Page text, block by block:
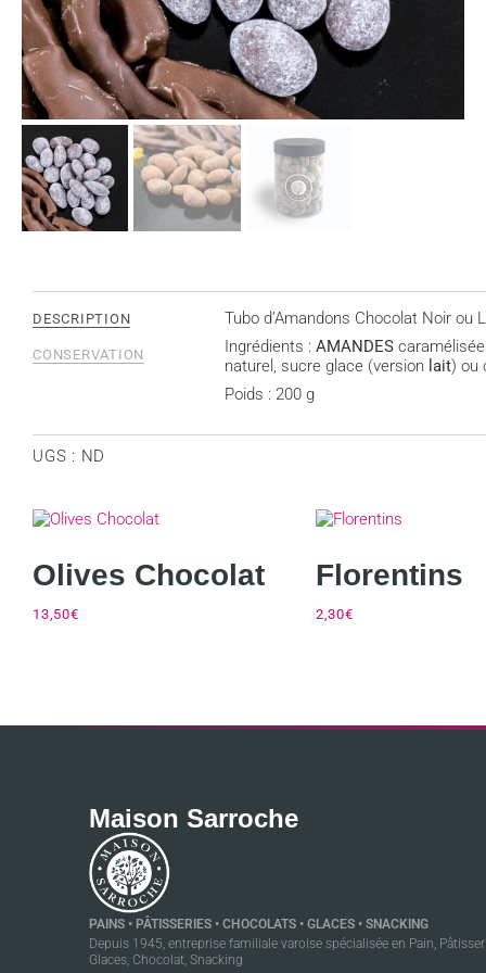
DESCRIPTION
CONSERVATION
Tubo d’Amandons Chocolat Noir ou
Ingrédients : AMANDES
naturel, sucre glace (version lait) ou
Poids : 200 g
UGS : ND
Olives Chocolat
13,50€
Florentins
2,30€
Maison Sarroche
PAINS • PÂTISSERIES • CHOCOLATS • GLACES • SNACKING
Depuis 1945, entreprise familiale varoise spécialisée en Pain,
Glaces, Chocolat, Snacking